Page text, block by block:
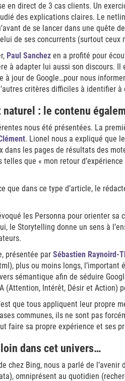
en direct de 3 cas clients. Un
des explications claires. Le
de se lancer dans une quête
de ses concurrents (surtout ceux
Paul Sanchez en a profité pour
à adapter lui aussi son discours.
à jour de Google…pour nous
critères difficiles à identifier à
: le contenu
nous été présentées. La
. Lionel nous a expliqué que
dans les pages de résultats des
telles que « mon retour
que dans ce type d’article, le
les Personna pour orienter
le Storytelling donne un sens à
présentée par Sébastien Raynoird-
plus ou moins longs,
sémantique afin de séduire
(Attention, Intérêt, Désir et Action)
que tous appliquent leur propre
communes, ils ne sont pas
faire sa propre expérience et ses
dans cet univers…
chez Bing, nous a parlé de
omniprésent au quotidien